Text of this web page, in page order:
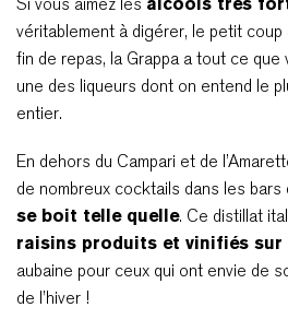
véritablement à digérer, le petit
fin de repas, la Grappa a tout ce que
une des liqueurs dont on entend le
entier.
En dehors du Campari et de
de nombreux cocktails dans les bars
se boit telle quelle. Ce distillat
raisins produits et vinifiés
aubaine pour ceux qui ont envie de
de l’hiver !